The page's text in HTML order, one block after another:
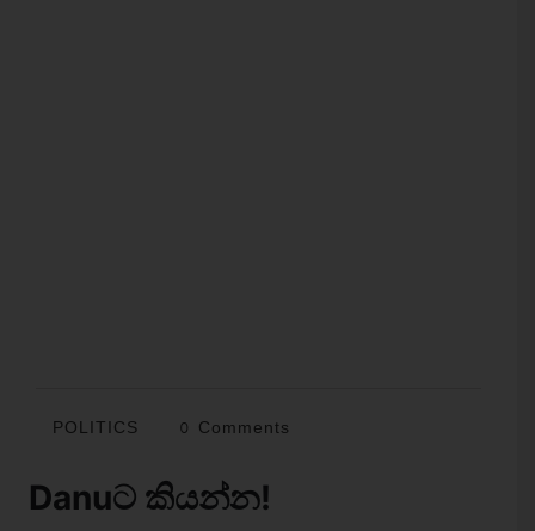
POLITICS 0 Comments